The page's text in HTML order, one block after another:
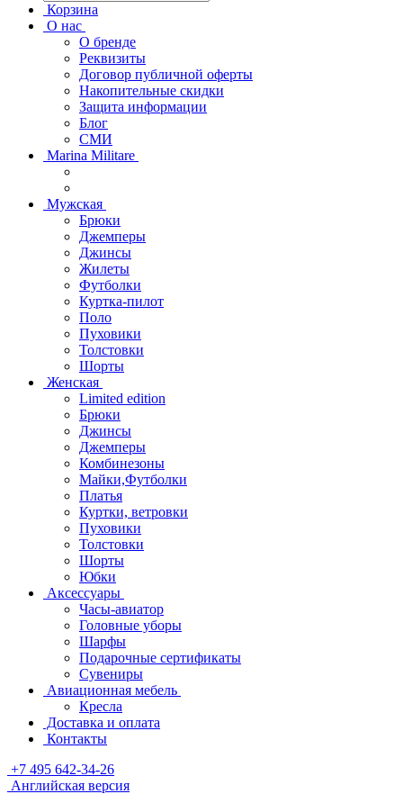
Корзина
О нас
О бренде
Реквизиты
Договор публичной оферты
Накопительные скидки
Защита информации
Блог
СМИ
Marina Militare
Мужская
Брюки
Джемперы
Джинсы
Жилеты
Футболки
Куртка-пилот
Поло
Пуховики
Толстовки
Шорты
Женская
Limited edition
Брюки
Джинсы
Джемперы
Комбинезоны
Майки,Футболки
Платья
Куртки, ветровки
Пуховики
Толстовки
Шорты
Юбки
Аксессуары
Часы-авиатор
Головные уборы
Шарфы
Подарочные сертификаты
Сувениры
Авиационная мебель
Кресла
Доставка и оплата
Контакты
+7 495 642-34-26
Английская версия